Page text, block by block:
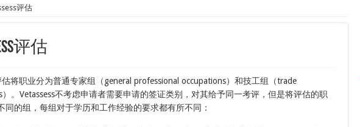
评估
评估
估将职业分为普通专家组（general professional occupations）和技工组（trade
）。Vetassess不考虑申请者需要申请的签证类别，对其给予同一考评，但是将评估的职
同的组，每组对于学历和工作经验的要求都有所不同：